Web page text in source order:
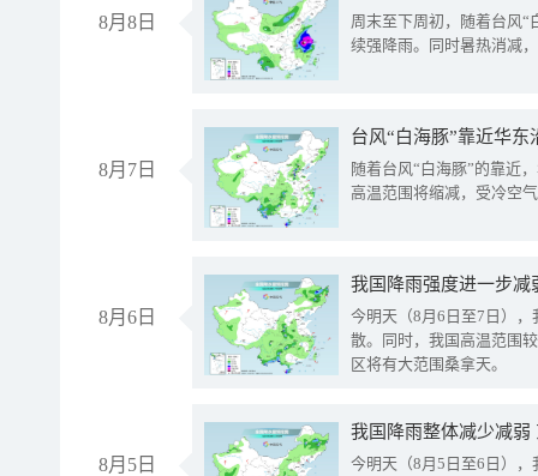
8月8日
周末至下周初，随着台风“
续强降雨。同时暑热消减
8月7日
台风“白海豚”靠近华
随着台风“白海豚”的靠近
高温范围将缩减，受冷空
8月6日
今明天（8月6日至7日）
散。同时，我国高温范围
区将有大范围桑拿天。
8月5日
我国降雨整体减少减弱
今明天（8月5日至6日）